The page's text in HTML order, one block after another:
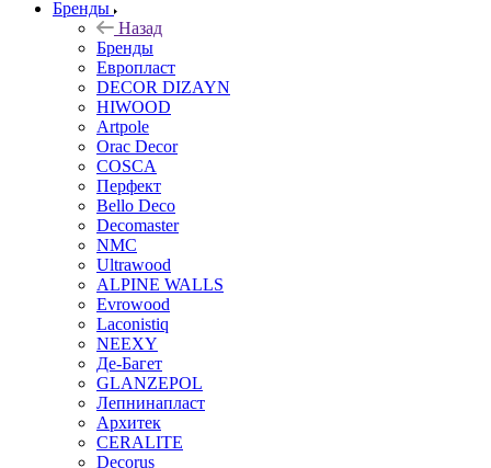
Бренды
Назад
Бренды
Европласт
DECOR DIZAYN
HIWOOD
Artpole
Orac Decor
COSCA
Перфект
Bello Deco
Decomaster
NMС
Ultrawood
ALPINE WALLS
Evrowood
Laconistiq
NEEXY
Де-Багет
GLANZEPOL
Лепнинапласт
Архитек
CERALITE
Decorus